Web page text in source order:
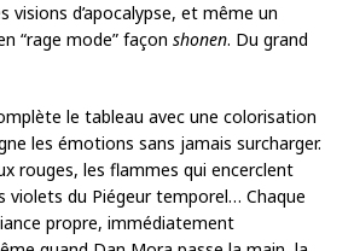
visions d’apocalypse, et même un
“rage mode” façon shonen. Du grand
le tableau avec une colorisation
les émotions sans jamais surcharger.
rouges, les flammes qui encerclent
violets du Piégeur temporel… Chaque
propre, immédiatement